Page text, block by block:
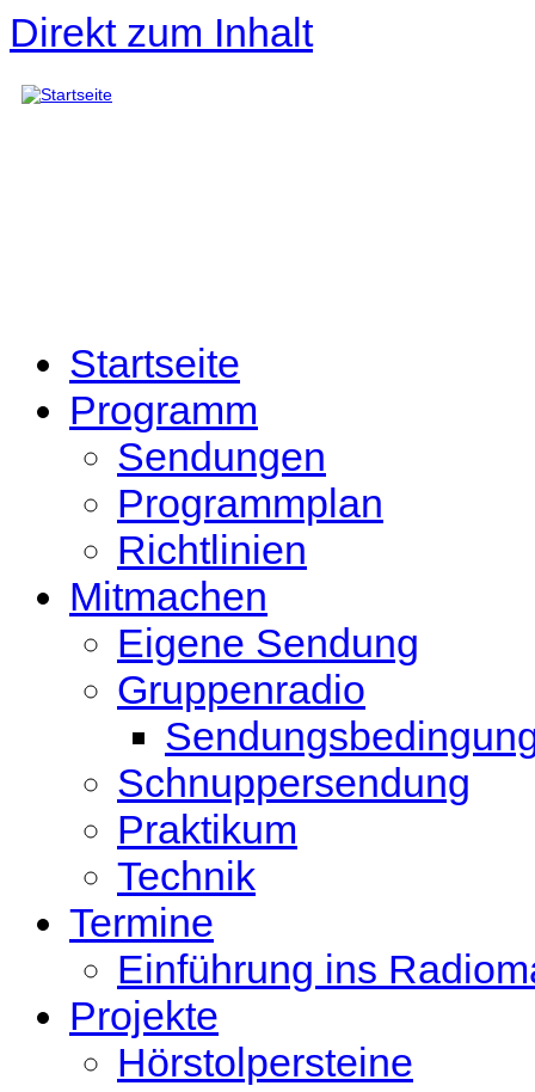
Direkt zum Inhalt
Startseite
Programm
Sendungen
Programmplan
Richtlinien
Mitmachen
Eigene Sendung
Gruppenradio
Schnuppersendung
Praktikum
Technik
Termine
Einführung ins
Projekte
Hörstolpersteine